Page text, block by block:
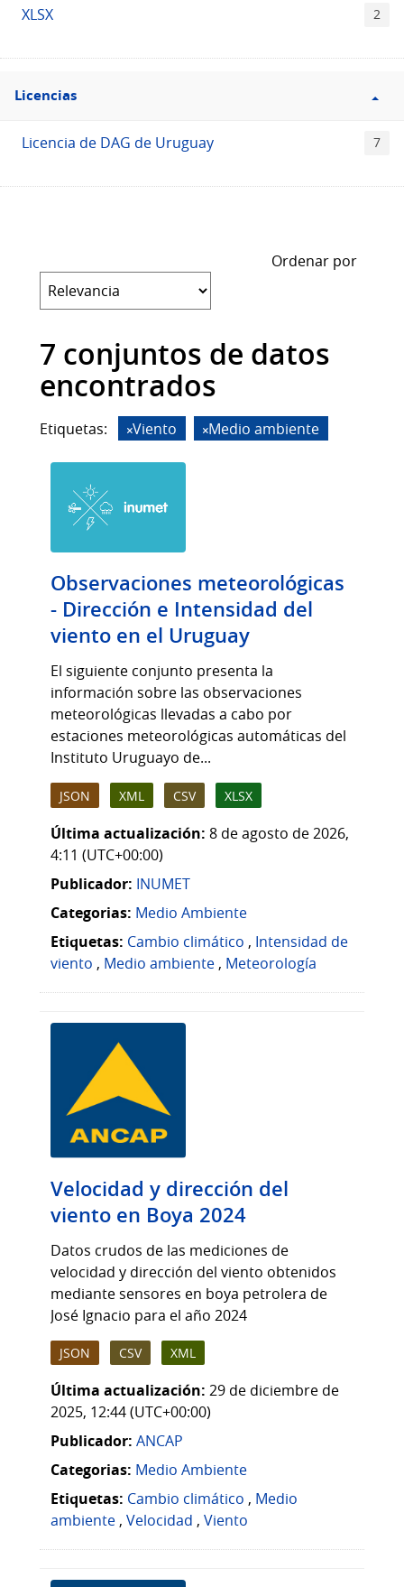
XLSX 2
Filtro
Licencias
Licencias
Licencia de DAG de Uruguay 7
Ordenar por
7 conjuntos de datos
encontrados
Etiquetas: Viento Medio ambiente
Observaciones meteorológicas
- Dirección e Intensidad del
viento en el Uruguay
El siguiente conjunto presenta la
información sobre las observaciones
meteorológicas llevadas a cabo por
estaciones meteorológicas automáticas del
Instituto Uruguayo de...
JSON XML CSV XLSX
Última actualización: 8 de agosto de 2026,
4:11 (UTC+00:00)
Publicador: INUMET
Categorias: Medio Ambiente
Etiquetas: Cambio climático , Intensidad de
viento , Medio ambiente , Meteorología
Velocidad y dirección del
viento en Boya 2024
Datos crudos de las mediciones de
velocidad y dirección del viento obtenidos
mediante sensores en boya petrolera de
José Ignacio para el año 2024
JSON CSV XML
Última actualización: 29 de diciembre de
2025, 12:44 (UTC+00:00)
Publicador: ANCAP
Categorias: Medio Ambiente
Etiquetas: Cambio climático , Medio
ambiente , Velocidad , Viento